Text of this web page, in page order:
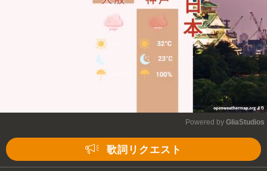
Powered by GliaStudios
歌詞リクエスト